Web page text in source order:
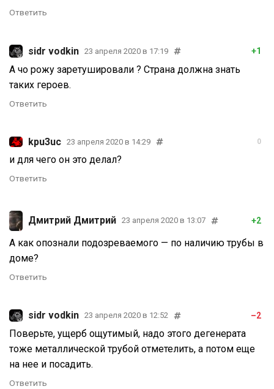
Ответить
sidr vodkin 23 апреля 2020 в 17:19 +1
А чо рожу заретушировали ? Страна должна знать
таких героев.
Ответить
kpu3uc 23 апреля 2020 в 14:29 0
и для чего он это делал?
Ответить
Дмитрий Дмитрий 23 апреля 2020 в 13:07 +2
А как опознали подозреваемого — по наличию трубы в
доме?
Ответить
sidr vodkin 23 апреля 2020 в 12:52 –2
Поверьте, ущерб ощутимый, надо этого дегенерата
тоже металлической трубой отметелить, а потом еще
на нее и посадить.
Ответить